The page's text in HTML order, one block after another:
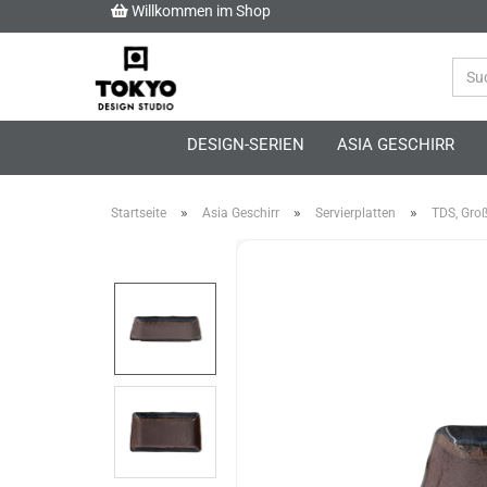
Willkommen im Shop
DESIGN-SERIEN ASIA GESCHIRR
Startseite » Asia Geschirr » Servierplatten » TDS,